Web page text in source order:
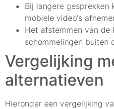
Bij langere gesprekken
mobiele video's
Het afstemmen van
schommelingen buiten
Vergelijking
alternatieven
Hieronder een vergelijking